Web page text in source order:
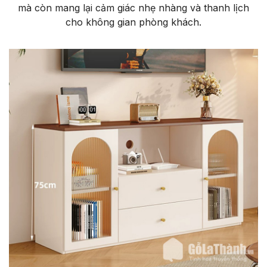
mà còn mang lại cảm giác nhẹ nhàng và thanh lịch
cho không gian phòng khách.